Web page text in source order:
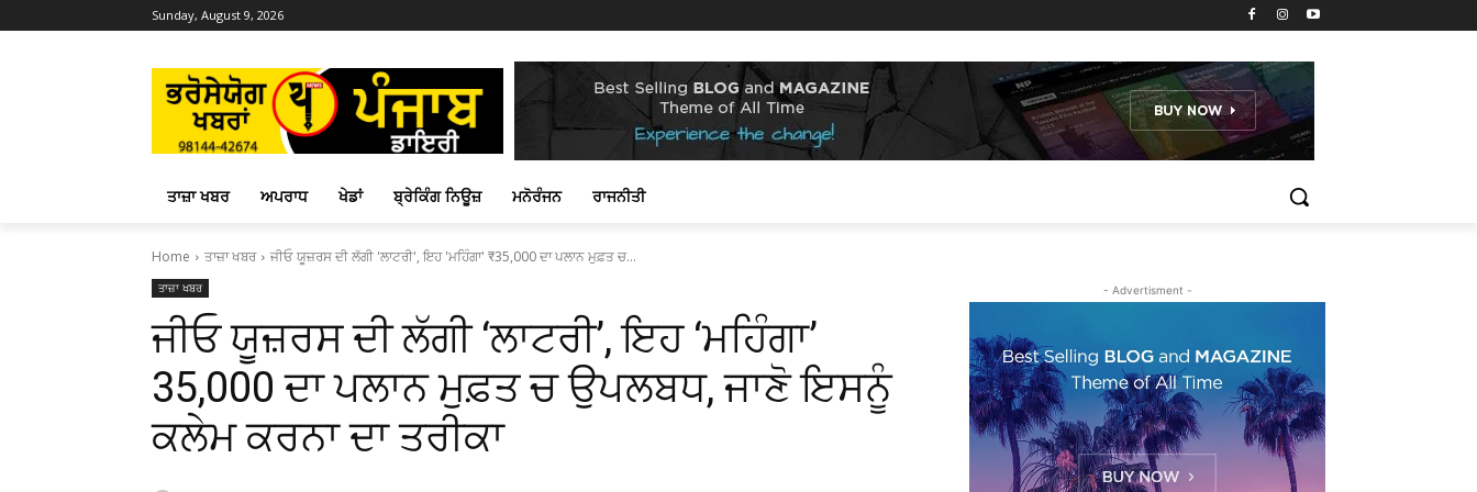
Sunday, August 9, 2026
ਤਾਜ਼ਾ ਖਬਰ ਅਪਰਾਧ ਖੇਡਾਂ ਬ੍ਰੇਕਿੰਗ ਨਿਊਜ਼ ਮਨੋਰੰਜਨ ਰਾਜਨੀਤੀ
Home ਤਾਜ਼ਾ ਖਬਰ ਜੀਓ ਯੂਜ਼ਰਸ ਦੀ ਲੱਗੀ 'ਲਾਟਰੀ', ਇਹ 'ਮਹਿੰਗਾ' ₹35,000 ਦਾ ਪਲਾਨ ਮੁਫ਼ਤ ਚ...
ਤਾਜ਼ਾ ਖਬਰ
ਜੀਓ ਯੂਜ਼ਰਸ ਦੀ ਲੱਗੀ ‘ਲਾਟਰੀ’, ਇਹ ‘ਮਹਿੰਗਾ’
₹35,000 ਦਾ ਪਲਾਨ ਮੁਫ਼ਤ ਚ ਉਪਲਬਧ, ਜਾਣੋ ਇਸਨੂੰ
ਕਲੇਮ ਕਰਨਾ ਦਾ ਤਰੀਕਾ
- Advertisment -